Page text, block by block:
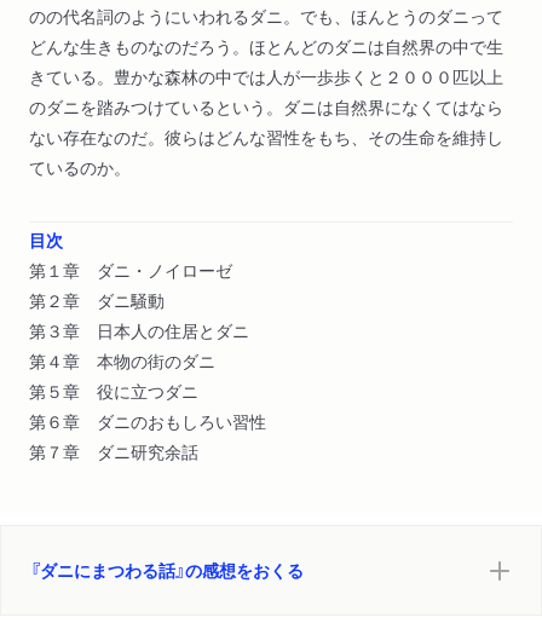
のの代名詞のようにいわれるダニ。でも、ほんとうのダニって
どんな生きものなのだろう。ほとんどのダニは自然界の中で生
きている。豊かな森林の中では人が一歩歩くと２０００匹以上
のダニを踏みつけているという。ダニは自然界になくてはなら
ない存在なのだ。彼らはどんな習性をもち、その生命を維持し
ているのか。
目次
第１章 ダニ・ノイローゼ
第２章 ダニ騒動
第３章 日本人の住居とダニ
第４章 本物の街のダニ
第５章 役に立つダニ
第６章 ダニのおもしろい習性
第７章 ダニ研究余話
『ダニにまつわる話』の感想をおくる